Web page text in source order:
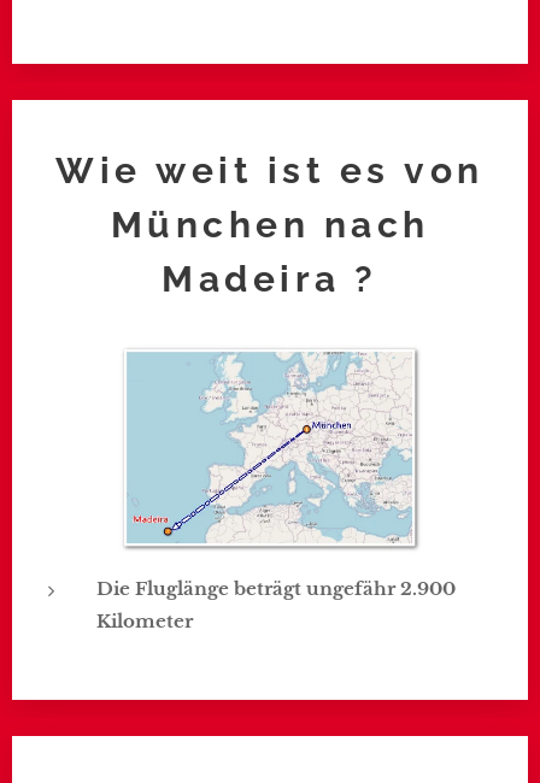
Wie weit ist es von
München nach
Madeira ?
Die Fluglänge beträgt ungefähr 2.900
Kilometer